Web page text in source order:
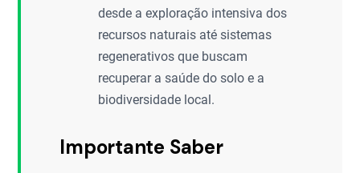
desde a exploração intensiva dos
recursos naturais até sistemas
regenerativos que buscam
recuperar a saúde do solo e a
biodiversidade local.
Importante Saber